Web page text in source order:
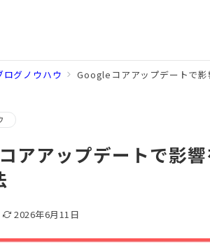
ログノウハウ Googleコアアップデートで
アアップデートで影
2026年6月11日